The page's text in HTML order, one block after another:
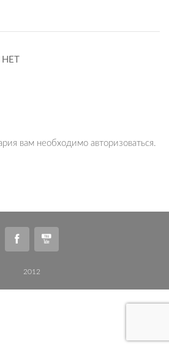
вам необходимо авторизоваться.
2012